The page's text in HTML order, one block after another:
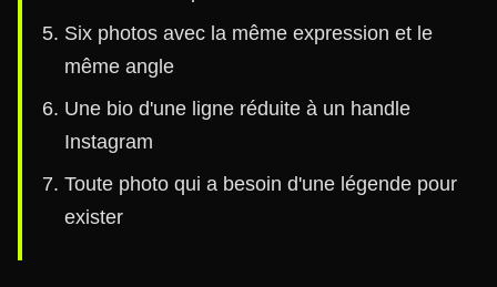
Six photos avec la même expression et le
même angle
Une bio d'une ligne réduite à un handle
Instagram
Toute photo qui a besoin d'une légende pour
exister